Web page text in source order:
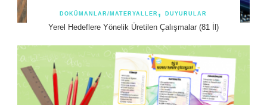
DOKÜMANLAR/MATERYALLER DUYURULAR
Yerel Hedeflere Yönelik Üretilen Çalışmalar (81 İl)